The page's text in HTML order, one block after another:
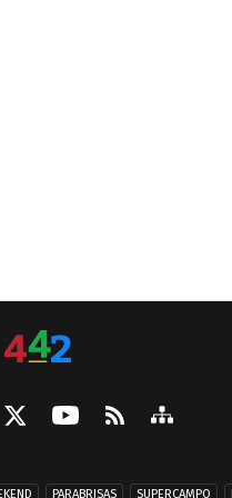
PARABRISAS SUPERCAMPO